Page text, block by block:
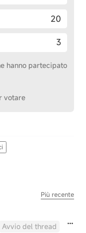
20
3
hanno partecipato
votare
Più recente
Avvio del thread